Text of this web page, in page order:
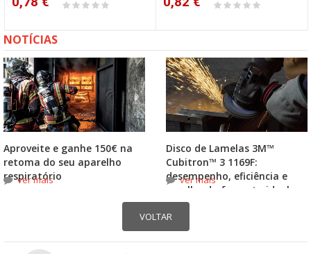
NOTÍCIAS
Aproveite e ganhe 150€ na
retoma do seu aparelho
respiratório
ver mais
Disco de Lamelas 3M™
Cubitron™ 3 1169F:
desempenho, eficiência e
escolha do formato ideal
ver mais